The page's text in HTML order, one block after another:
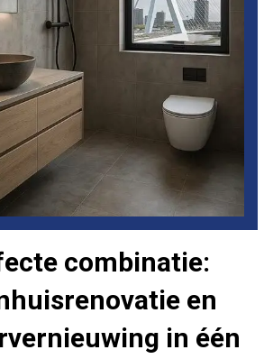
combinatie:
en
in één